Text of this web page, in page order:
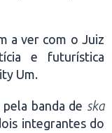
a ver com o Juiz
e futurística
Um.
banda de ska
integrantes do